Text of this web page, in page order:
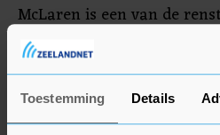
Toestemming Details
McLaren is een van de
medewerkers met verlof
reactie op de wereldwijde
seizoen heeft stilgelegd.